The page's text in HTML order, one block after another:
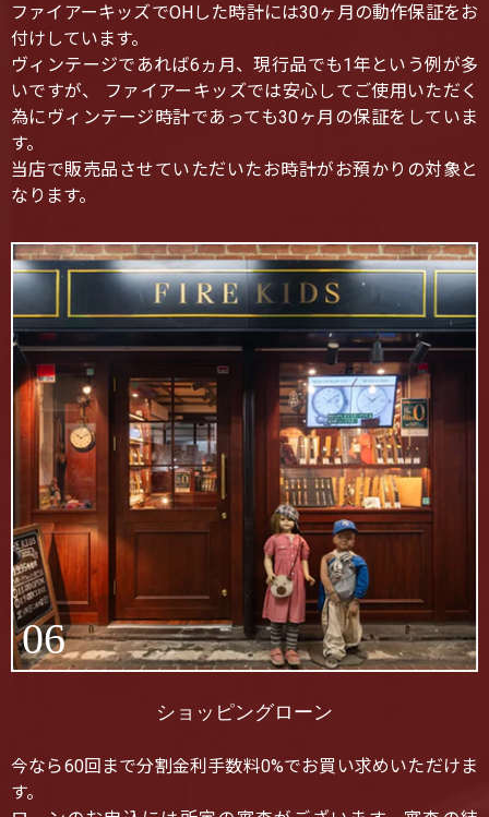
ファイアーキッズでOHした時計には30ヶ月の動作保証をお
付けしています。
ヴィンテージであれば6ヵ月、現行品でも1年という例が多
いですが、 ファイアーキッズでは安心してご使用いただく
為にヴィンテージ時計であっても30ヶ月の保証をしていま
す。
当店で販売品させていただいたお時計がお預かりの対象と
なります。
06
ショッピングローン
今なら60回まで分割金利手数料0%でお買い求めいただけま
す。